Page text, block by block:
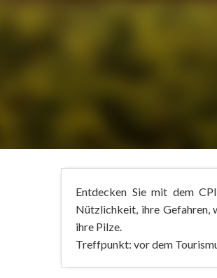
Entdecken Sie mit dem
Nützlichkeit, ihre Gefahren,
ihre Pilze.
Treffpunkt: vor dem